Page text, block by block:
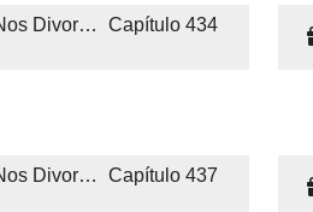
Bilionário, Vamos Nos Divorciar Capítulo 434
Bilionário, Vamos Nos Divorciar Capítulo 437